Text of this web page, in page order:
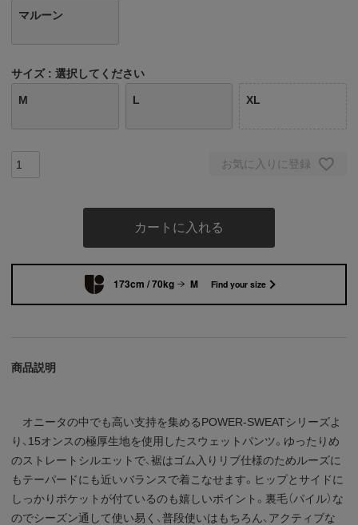
マルーン
サイズ 選択してください
M L XL
お気に入りに登録
カートに入れる
173cm / 70kg M Find your size
商品説明
オニータの中でも高い支持を集めるPOWER-SWEATシリーズよ
り、15オンスの極厚生地を使用したスウェットパンツ。ゆったりめ
のストレートシルエットで、裾はゴム入りリブ仕様のためルーズに
もテーパードにも近いバランスで着こなせます。ヒップとサイドに
しっかりポケットが付ているのも嬉しいポイント。裏毛（パイル）な
のでシーズン通して使い易く、普段使いはもちろん、アクティブな